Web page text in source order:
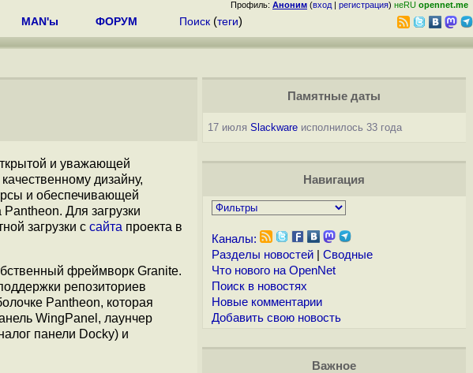
Профиль: Аноним (вход | регистрация) неRU opennet.me
MAN'ы ФОРУМ Поиск (теги)
и уважающей
дизайну,
и обеспечивающей
Для загрузки
загрузки с сайта проекта в
фреймворк Granite.
репозиториев
Pantheon, которая
WingPanel, лаунчер
панели Docky) и
Памятные даты
17 июля Slackwareисполнилось 33 года
Навигация
Каналы:
Разделы новостей| Сводные
Что нового на OpenNet
Поиск в новостях
Новые комментарии
Добавить свою новость
Важное